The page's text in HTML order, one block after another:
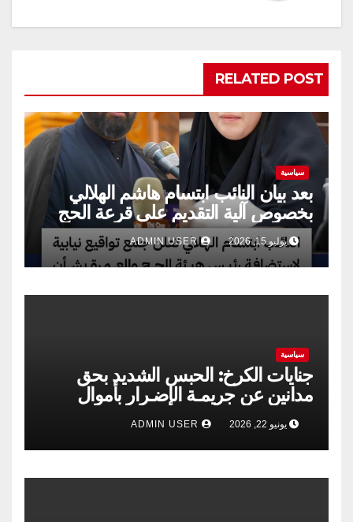
RELATED POST
سياسية
بعد بيان النائب ابتسام هاشم الهلالي
بخصوص آلية التقديم على قرعة الحج
يوليو 15, 2026 ADMIN USER
سياسية
جنايات الكرخ: الحبس الشديد بحق
مدانين عن جريمـة الإضـرار بأموال
الشركة العامة لتجارة الحبوب
يونيو 22, 2026